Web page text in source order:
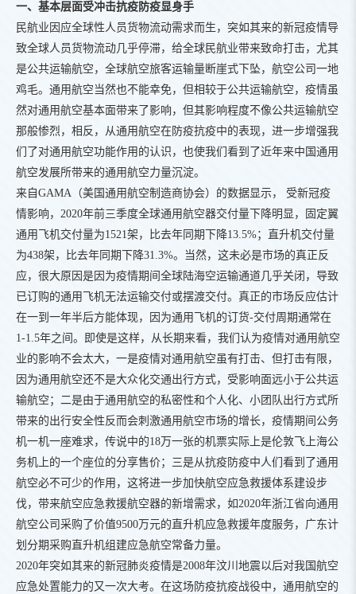
一、基本层面受冲击抗疫防疫显身手
民航业因应全球性人员货物流动需求而生，突如其来的新冠疫情导
致全球人员货物流动几乎停滞，给全球民航业带来致命打击，尤其
是公共运输航空，全球航空旅客运输量断崖式下坠，航空公司一地
鸡毛。通用航空当然也不能幸免，但相较于公共运输航空，疫情虽
然对通用航空基本面带来了影响，但其影响程度不像公共运输航空
那般惨烈，相反，从通用航空在防疫抗疫中的表现，进一步增强我
们了对通用航空功能作用的认识，也使我们看到了近年来中国通用
航空发展所带来的通用航空力量沉淀。
来自GAMA（美国通用航空制造商协会）的数据显示， 受新冠疫
情影响，2020年前三季度全球通用航空器交付量下降明显，固定翼
通用飞机交付量为1521架，比去年同期下降13.5%；直升机交付量
为438架，比去年同期下降31.3%。当然，这未必是市场的真正反
应，很大原因是因为疫情期间全球陆海空运输通道几乎关闭，导致
已订购的通用飞机无法运输交付或摆渡交付。真正的市场反应估计
在一到一年半后方能体现，因为通用飞机的订货-交付周期通常在
1-1.5年之间。即使是这样，从长期来看，我们认为疫情对通用航空
业的影响不会太大，一是疫情对通用航空虽有打击、但打击有限，
因为通用航空还不是大众化交通出行方式，受影响面远小于公共运
输航空；二是由于通用航空的私密性和个人化、小团队出行方式所
带来的出行安全性反而会刺激通用航空市场的增长，疫情期间公务
机一机一座难求，传说中的18万一张的机票实际上是伦敦飞上海公
务机上的一个座位的分享售价；三是从抗疫防疫中人们看到了通用
航空必不可少的作用，这将进一步加快航空应急救援体系建设步
伐，带来航空应急救援航空器的新增需求，如2020年浙江省向通用
航空公司采购了价值9500万元的直升机应急救援年度服务，广东计
划分期采购直升机组建应急航空常备力量。
2020年突如其来的新冠肺炎疫情是2008年汶川地震以后对我国航空
应急处置能力的又一次大考。在这场防疫抗疫战役中，通用航空的